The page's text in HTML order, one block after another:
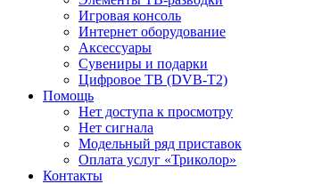
Игровая консоль
Интернет оборудование
Аксессуары
Сувениры и подарки
Цифровое ТВ (DVB-T2)
Помощь
Нет доступа к просмотру
Нет сигнала
Модельный ряд приставок
Оплата услуг «Триколор»
Контакты